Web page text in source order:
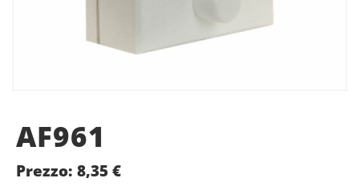
AF961
Prezzo: 8,35€